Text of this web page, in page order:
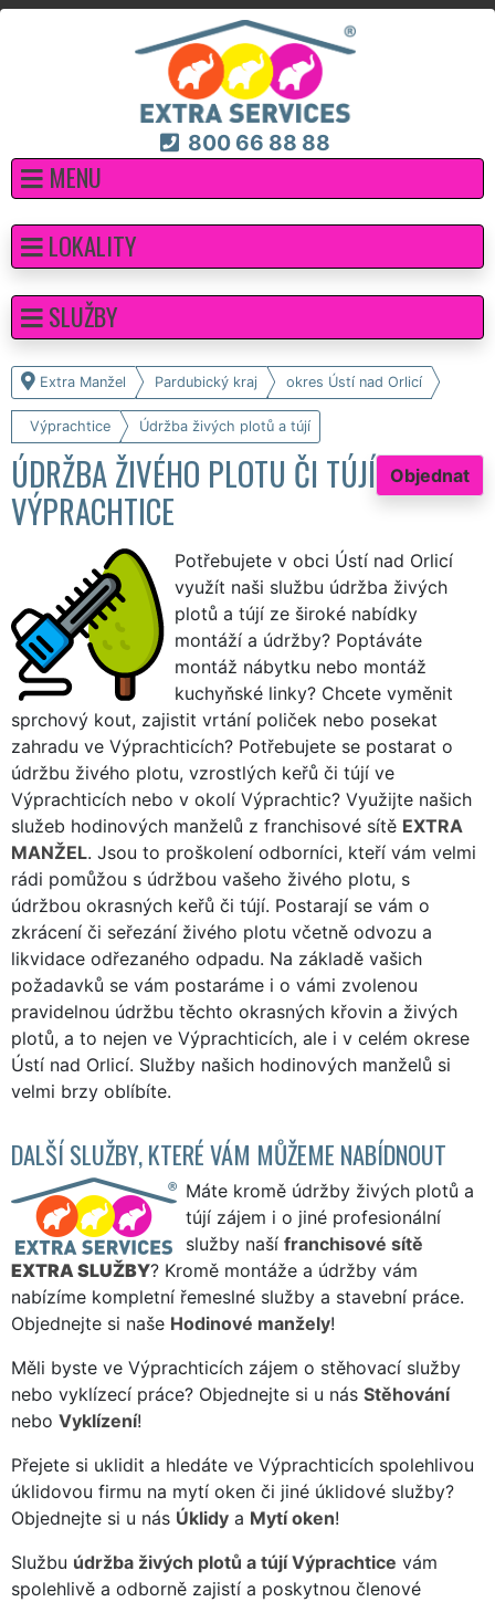
800 66 88 88
MENU
Extra Manžel Pardubický kraj okres Ústí nad Orlicí
Výprachtice Údržba živých plotů a tújí
Objednat
ÚDRŽBA ŽIVÉHO PLOTU ČI TÚJÍ
VÝPRACHTICE
Potřebujete v obci Ústí nad Orlicí
využít naši službu údržba živých
plotů a tújí ze široké nabídky
montáží a údržby? Poptáváte
montáž nábytku nebo montáž
kuchyňské linky? Chcete vyměnit
sprchový kout, zajistit vrtání poliček nebo posekat
zahradu ve Výprachticích? Potřebujete se postarat o
údržbu živého plotu, vzrostlých keřů či tújí ve
Výprachticích nebo v okolí Výprachtic? Využijte našich
služeb hodinových manželů z franchisové sítě EXTRA
MANŽEL. Jsou to proškolení odborníci, kteří vám velmi
rádi pomůžou s údržbou vašeho živého plotu, s
údržbou okrasných keřů či tújí. Postarají se vám o
zkrácení či seřezání živého plotu včetně odvozu a
likvidace odřezaného odpadu. Na základě vašich
požadavků se vám postaráme i o vámi zvolenou
pravidelnou údržbu těchto okrasných křovin a živých
plotů, a to nejen ve Výprachticích, ale i v celém okrese
Ústí nad Orlicí. Služby našich hodinových manželů si
velmi brzy oblíbíte.
DALŠÍ SLUŽBY, KTERÉ VÁM MŮŽEME NABÍDNOUT
Máte kromě údržby živých plotů a
tújí zájem i o jiné profesionální
služby naší franchisové sítě
EXTRA SLUŽBY? Kromě montáže a údržby vám
nabízíme kompletní řemeslné služby a stavební práce.
Objednejte si naše Hodinové manžely!
Měli byste ve Výprachticích zájem o stěhovací služby
nebo vyklízecí práce? Objednejte si u nás Stěhování
nebo Vyklízení!
Přejete si uklidit a hledáte ve Výprachticích spolehlivou
úklidovou firmu na mytí oken či jiné úklidové služby?
Objednejte si u nás Úklidy a Mytí oken!
Službu údržba živých plotů a tújí Výprachtice vám
spolehlivě a odborně zajistí a poskytnou členové
LOKALITY
SLUŽBY